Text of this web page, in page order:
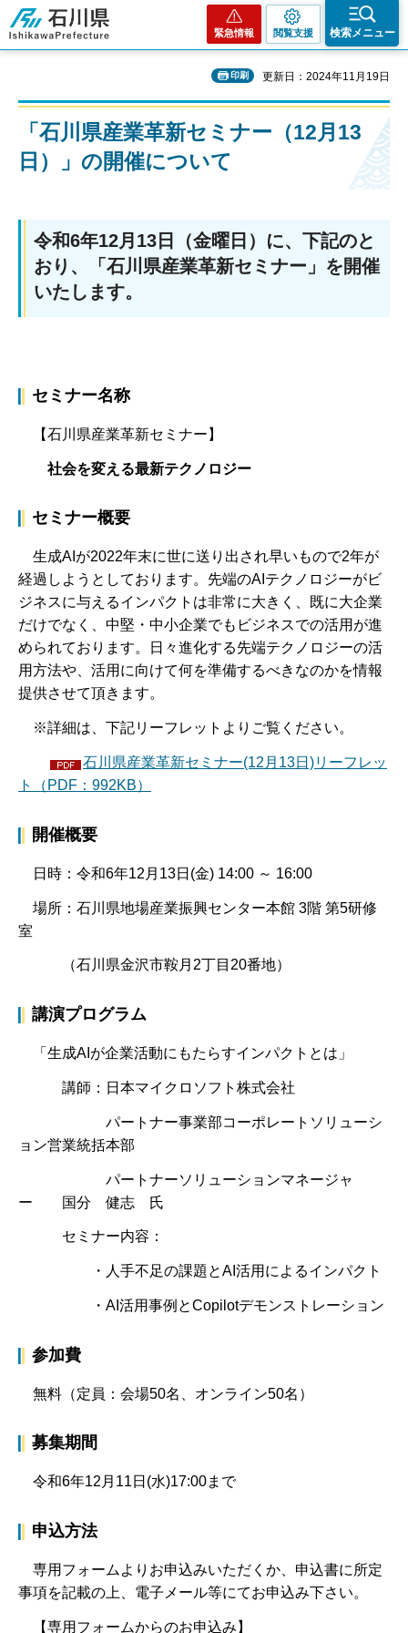
石川県
緊急情報 閲覧支援 検索メニュー
印刷 更新日：2024年11月19日
「石川県産業革新セミナー（12月13
日）」の開催について
令和6年12月13日（金曜日）に、下記のと
おり、「石川県産業革新セミナー」を開催
いたします。
セミナー名称
【石川県産業革新セミナー】
社会を変える最新テクノロジー
セミナー概要
生成AIが2022年末に世に送り出され早いもので2年が
経過しようとしております。先端のAIテクノロジーがビ
ジネスに与えるインパクトは非常に大きく、既に大企業
だけでなく、中堅・中小企業でもビジネスでの活用が進
められております。日々進化する先端テクノロジーの活
用方法や、活用に向けて何を準備するべきなのかを情報
提供させて頂きます。
※詳細は、下記リーフレットよりご覧ください。
石川県産業革新セミナー(12月13日)リーフレッ
ト（PDF：992KB）
開催概要
日時：令和6年12月13日(金) 14:00 ～ 16:00
場所：石川県地場産業振興センター本館 3階 第5研修
室
（石川県金沢市鞍月2丁目20番地）
講演プログラム
「生成AIが企業活動にもたらすインパクトとは」
講師：日本マイクロソフト株式会社
パートナー事業部コーポレートソリューシ
ョン営業統括本部
パートナーソリューションマネージャ
ー 国分 健志 氏
セミナー内容：
・人手不足の課題とAI活用によるインパクト
・AI活用事例とCopilotデモンストレーション
参加費
無料（定員：会場50名、オンライン50名）
募集期間
令和6年12月11日(水)17:00まで
申込方法
専用フォームよりお申込みいただくか、申込書に所定
事項を記載の上、電子メール等にてお申込み下さい。
【専用フォームからのお申込み】